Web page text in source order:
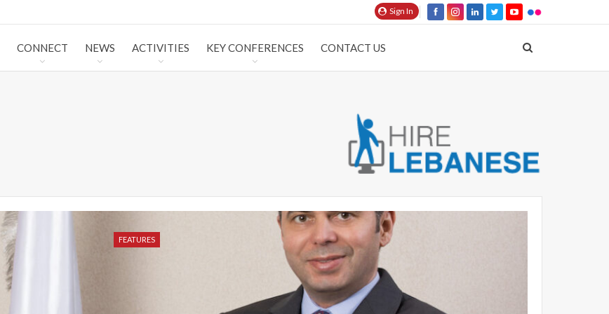
Sign In
CONNECT NEWS ACTIVITIES KEY CONFERENCES CONTACT US
FEATURES
FEATURES
FEATURES
FEATURES
FEATURES